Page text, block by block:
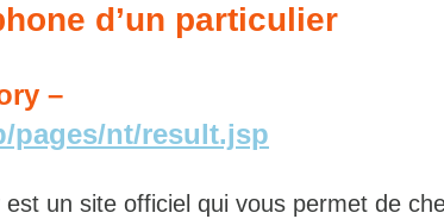
d’un particulier
–
pages/nt/result.jsp
un site officiel qui vous permet de